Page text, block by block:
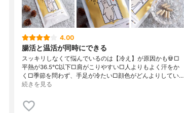
4.00
腸活と温活が同時にできる
スッキリしなくて悩んでいるのは【冷え】が原因かも💀□
平熱が36.5℃以下□肩がこりやすい□人よりもよく汗をか
く□季節を問わず、手足が冷たい□顔色がどんよりしてい…
続きを見る